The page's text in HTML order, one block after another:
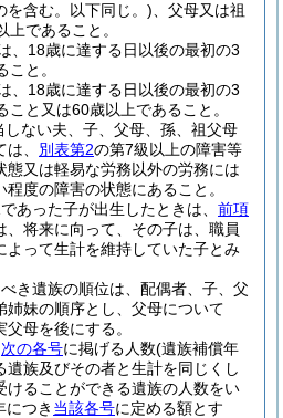
を含む。以下同じ。) 、父母又は祖
であること。
、18歳に達する日以後の最初の3
こと。
、18歳に達する日以後の最初の3
こと又は60歳以上であること。
しない夫、子、父母、孫、祖父母
、 別表第2の第7級以上の障害等
態又は軽易な労務以外の労務には
度の障害の状態にあること。
あった子が出生したときは、 前項
、将来に向って、その子は、職員
よって生計を維持していた子とみ
き遺族の順位は、配偶者、子、父
姉妹の順序とし、父母について
母を後にする。
次の各号に掲げる人数(遺族補償年
遺族及びその者と生計を同じくし
けることができる遺族の人数をい
につき 当該各号に定める額とす